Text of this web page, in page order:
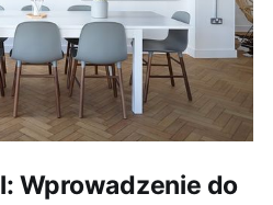
Wprowadzenie do